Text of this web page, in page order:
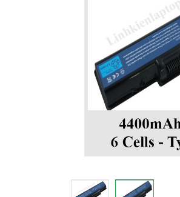
Dịch vụ thay pin Surface
hãng, uy tín tại tphcm
Thay sạc Surface Pro
Thay màn hình Surface
Quạt Laptop